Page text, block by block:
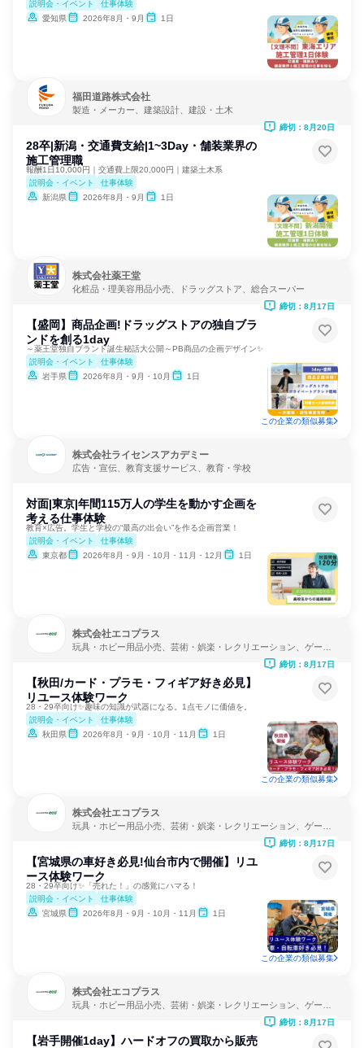
説明会・イベント
仕事体験
愛知県
2026年8月・9月 1日
福田道路株式会社
製造・メーカー、建築設計、建設・土木
28卒|新潟・交通費支給|1~3Day・舗装業界の
施工管理職
報酬1日10,000円｜交通費上限20,000円｜建築土木系
説明会・イベント
仕事体験
新潟県
2026年8月・9月 1日
締切：8月20日
株式会社薬王堂
化粧品・理美容用品小売、ドラッグストア、総合スーパー
【盛岡】商品企画!ドラッグストアの独自ブラ
ンドを創る1day
～薬王堂独自ブランド誕生秘話大公開～PB商品の企画デザイン✨
説明会・イベント
仕事体験
岩手県
2026年8月・9月・10月 1日
締切：8月17日
この企業の類似募集
株式会社ライセンスアカデミー
広告・宣伝、教育支援サービス、教育・学校
対面|東京|年間115万人の学生を動かす企画を
考える仕事体験
教育×広告。学生と学校の“最高の出会い”を作る企画営業！
説明会・イベント
仕事体験
東京都
2026年8月・9月・10月・11月・12月 1日
株式会社エコプラス
玩具・ホビー用品小売、芸術・娯楽・レクリエーション、ゲーム
【秋田/カード・プラモ・フィギア好き必見】
リユース体験ワーク
28・29卒向け✨趣味の知識が武器になる。1点モノに価値を。
説明会・イベント
仕事体験
秋田県
2026年8月・9月・10月・11月 1日
締切：8月17日
この企業の類似募集
株式会社エコプラス
玩具・ホビー用品小売、芸術・娯楽・レクリエーション、ゲーム
【宮城県の車好き必見!仙台市内で開催】リユ
ース体験ワーク
28・29卒向け✨「売れた！」の感覚にハマる！
説明会・イベント
仕事体験
宮城県
2026年8月・9月・10月・11月 1日
締切：8月17日
この企業の類似募集
株式会社エコプラス
玩具・ホビー用品小売、芸術・娯楽・レクリエーション、ゲーム
【岩手開催1day】ハードオフの買取から販売
締切：8月17日